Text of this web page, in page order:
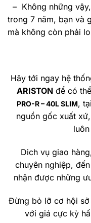
– Không những
trong 7 năm, bạn và
mà không còn phải
Hãy tới ngay hệ
ARISTONđể có
PRO-R – 40L SLIM,
nguồn gốc xuất
Dich vụ giao
chuyên nghiệp,
nhận được những
Đừng bỏ lỡ cơ hội sở
với giá cực kỳ